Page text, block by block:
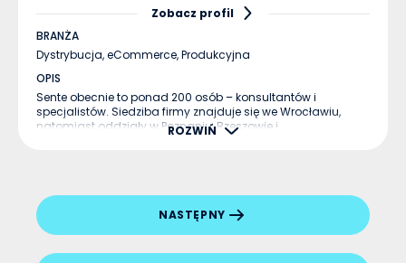
Zobacz profil
BRANŻA
Dystrybucja,eCommerce,Produkcyjna
OPIS
Sente obecnie to ponad 200 osób – konsultantów i
specjalistów. Siedziba firmy znajduje się we Wrocławiu,
natomiast oddziały w Poznaniu, Rzeszowie i
ROZWIŃ
NASTĘPNY